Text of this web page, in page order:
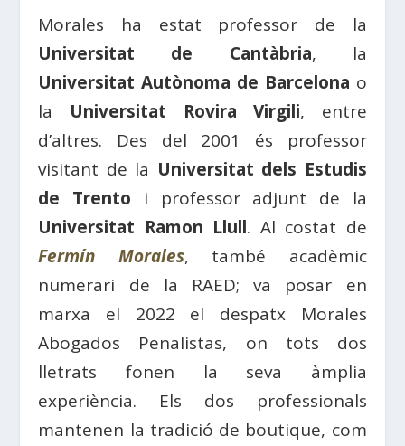
Morales ha estat professor de la
Universitat de Cantàbria, la
Universitat Autònoma de Barcelona o
la Universitat Rovira Virgili, entre
d’altres. Des del 2001 és professor
visitant de la Universitat dels Estudis
de Trento i professor adjunt de la
Universitat Ramon Llull. Al costat de
Fermín Morales, també acadèmic
numerari de la RAED; va posar en
marxa el 2022 el despatx Morales
Abogados Penalistas, on tots dos
lletrats fonen la seva àmplia
experiència. Els dos professionals
mantenen la tradició de boutique, com